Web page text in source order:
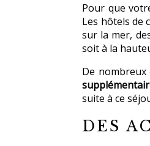
Pour que
Les hôtels de
sur la mer,
soit à la
De
suite à ce
DES